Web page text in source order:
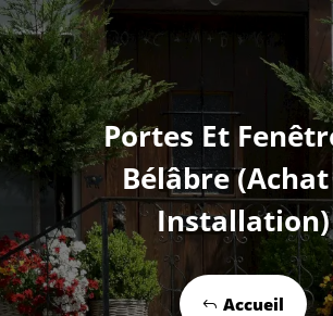
Portes Et
Bélâbre
Installation)
Accueil